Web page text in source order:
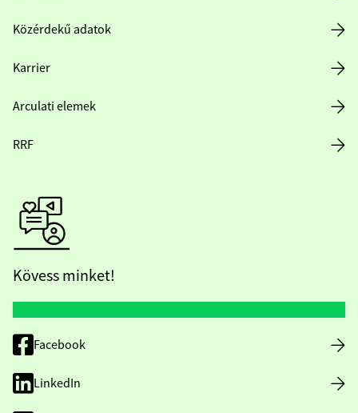
Közérdekű adatok
Karrier
Arculati elemek
RRF
Kövess minket!
Facebook
LinkedIn